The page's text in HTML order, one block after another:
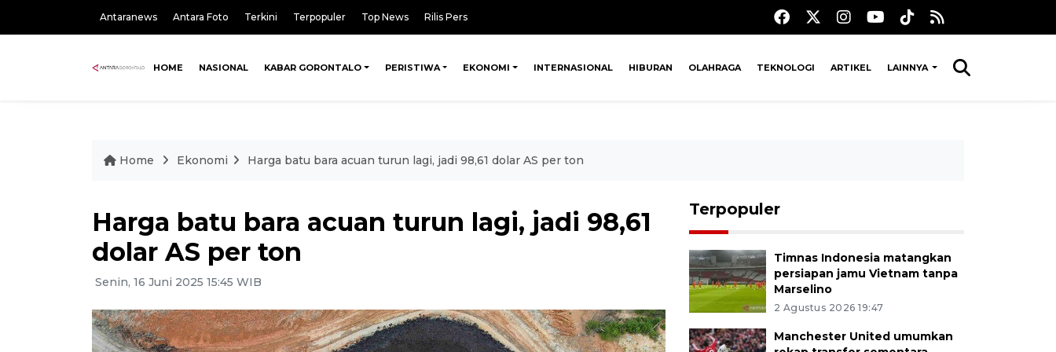
Antaranews Antara Foto Terkini Terpopuler Top News Rilis Pers
HOME NASIONAL KABAR GORONTALO PERISTIWA EKONOMI INTERNASIONAL HIBURAN OLAHRAGA TEKNOLOGI ARTIKEL LAINNYA
Home Ekonomi Harga batu bara acuan turun lagi, jadi 98,61 dolar AS per ton
Harga batu bara acuan turun lagi, jadi 98,61
dolar AS per ton
Senin, 16 Juni 2025 15:45 WIB
Terpopuler
Timnas Indonesia matangkan
persiapan jamu Vietnam tanpa
Marselino
2 Agustus 2026 19:47
Manchester United umumkan